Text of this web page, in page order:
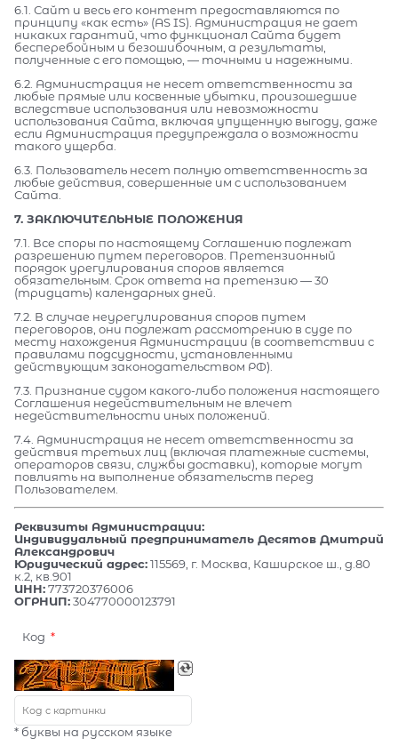
6.1. Сайт и весь его контент предоставляются по
принципу «как есть» (AS IS). Администрация не дает
никаких гарантий, что функционал Сайта будет
бесперебойным и безошибочным, а результаты,
полученные с его помощью, — точными и надежными.
6.2. Администрация не несет ответственности за
любые прямые или косвенные убытки, произошедшие
вследствие использования или невозможности
использования Сайта, включая упущенную выгоду, даже
если Администрация предупреждала о возможности
такого ущерба.
6.3. Пользователь несет полную ответственность за
любые действия, совершенные им с использованием
Сайта.
7. ЗАКЛЮЧИТЕЛЬНЫЕ ПОЛОЖЕНИЯ
7.1. Все споры по настоящему Соглашению подлежат
разрешению путем переговоров. Претензионный
порядок урегулирования споров является
обязательным. Срок ответа на претензию — 30
(тридцать) календарных дней.
7.2. В случае неурегулирования споров путем
переговоров, они подлежат рассмотрению в суде по
месту нахождения Администрации (в соответствии с
правилами подсудности, установленными
действующим законодательством РФ).
7.3. Признание судом какого-либо положения настоящего
Соглашения недействительным не влечет
недействительности иных положений.
7.4. Администрация не несет ответственности за
действия третьих лиц (включая платежные системы,
операторов связи, службы доставки), которые могут
повлиять на выполнение обязательств перед
Пользователем.
Реквизиты Администрации:
Индивидуальный предприниматель Десятов Дмитрий
Александрович
Юридический адрес:115569, г. Москва, Каширское ш., д.80
к.2, кв.901
ИНН:773720376006
ОГРНИП:304770000123791
Код
* буквы на русском языке